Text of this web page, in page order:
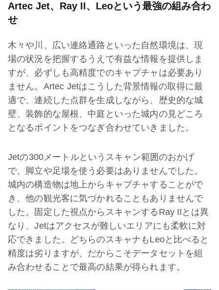
Artec Jet、Ray II、Leoという最強の組み合わ
せ
木々や川、広い連絡通路といった自然環境は、現
場の状況を把握するうえで有益な情報を提供しま
すが、必ずしも高精度でのキャプチャは必要あり
ません。Artec Jetはこうした背景情報の取得に最
適で、連続した点群を生成しながら、歴史的な城
壁、装飾的な屋根、中庭といった城内の見どころ
となるポイントをつなぎ合わせていきました。
Jetの300メートルというスキャン範囲のおかげ
で、脚立や足場を使う必要はありませんでした。
城内の構造物は地上からキャプチャすることがで
き、他の観光客に気づかれることもありませんで
した。固定した視点からスキャンするRay IIとは異
なり、Jetはアクセスが難しいエリアにも柔軟に対
応できました。どちらのスキャナもLeoと比べると
精度は劣りますが、だからこそデータセットを組
み合わせることで最高の結果が得られます。